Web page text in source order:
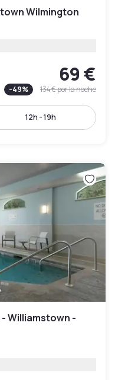
Wilmington
69 €
-49% 134 €por la noche
12h - 19h
- Williamstown -